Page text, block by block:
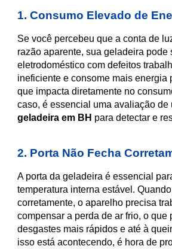
1. Consumo Elevado de
Se você percebeu que a conta de
razão aparente, sua geladeira pode
eletrodoméstico com defeitos
ineficiente e consome mais energia
que impacta diretamente no
caso, é essencial uma avaliação
geladeira em BH para detectar e
2. Porta Não Fecha
A porta da geladeira é essencial
temperatura interna estável.
corretamente, o aparelho precisa
compensar a perda de ar frio, o que
desgastes mais rápidos e até à
isso está acontecendo, é hora de